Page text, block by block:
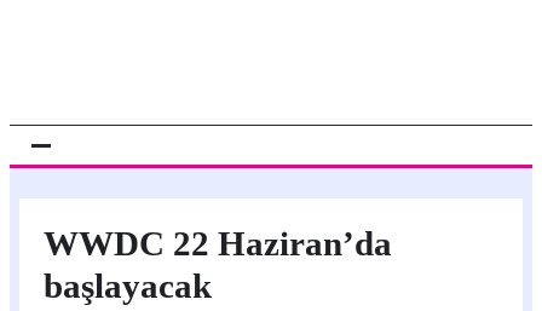
WWDC 22 Haziran’da
başlayacak